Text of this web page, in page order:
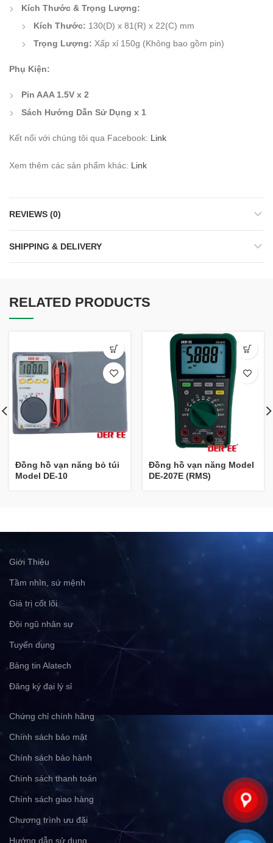
Kích Thước & Trọng Lượng:
Kích Thước: 130(D) x 81(R) x 22(C) mm
Trọng Lượng: Xấp xỉ 150g (Không bao gồm pin)
Phụ Kiện:
Pin AAA 1.5V x 2
Sách Hướng Dẫn Sử Dụng x 1
Kết nối với chúng tôi qua Facebook: Link
Xem thêm các sản phẩm khác: Link
REVIEWS (0)
SHIPPING & DELIVERY
RELATED PRODUCTS
Đồng hồ vạn năng bỏ túi
Model DE-10
Đồng hồ vạn năng Model
DE-207E (RMS)
Giới Thiệu
Tầm nhìn, sứ mệnh
Giá trị cốt lõi
Đội ngũ nhân sự
Tuyển dụng
Bảng tin Alatech
Đăng ký đại lý sỉ
Chứng chỉ chính hãng
Chính sách bảo mật
Chính sách bảo hành
Chính sách thanh toán
Chính sách giao hàng
Chương trình ưu đãi
Hướng dẫn sử dụng